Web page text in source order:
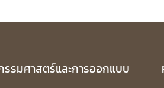
รมศาสตร์และการออกแบบ